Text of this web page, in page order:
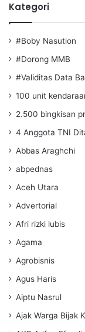
Kategori
#Boby Nasution
#Dorong MMB
#Validitas Data
100 unit
2.500 bingkisan
4 Anggota TNI
Abbas Araghchi
abpednas
Aceh Utara
Advertorial
Afri rizki lubis
Agama
Agrobisnis
Agus Haris
Aiptu Nasrul
Ajak Warga Bijak